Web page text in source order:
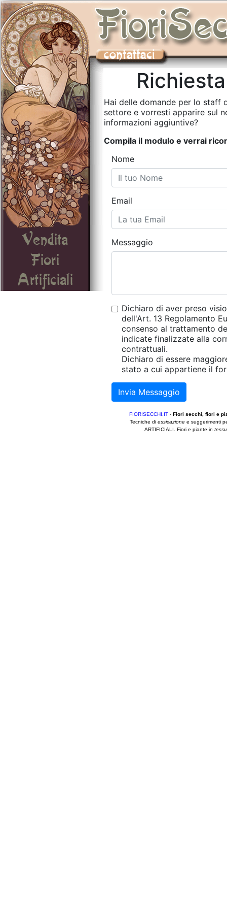
Hai delle domande per lo staff
settore e vorresti apparire sul
informazioni aggiuntive?
Compila il modulo e verrai
Nome
Email
Messaggio
Dichiaro di aver preso
dell'Art. 13 Regolamento
consenso al trattamento
indicate finalizzate alla
contrattuali.
Dichiaro di essere
stato a cui appartiene il
Invia Messaggio
FIORISECCHI.IT - Fiori secchi, fiori e
Tecniche di essicazione e suggerimenti
ARTIFICIALI. Fiori e piante in